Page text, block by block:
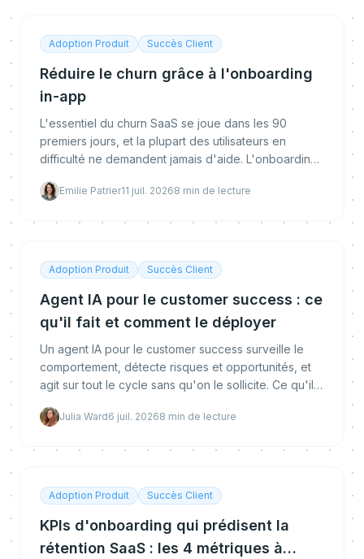
Adoption Produit Succès Client
Réduire le churn grâce à l'onboarding
in-app
L'essentiel du churn SaaS se joue dans les 90
premiers jours, et la plupart des utilisateurs en
difficulté ne demandent jamais d'aide. L'onboarding
réduit le churn, ce qui le rend efficace, et comment
Emilie Patrier11 juil. 20268 min de lecture
Adoption Produit Succès Client
Agent IA pour le customer success : ce
qu'il fait et comment le déployer
Un agent IA pour le customer success surveille le
comportement, détecte risques et opportunités, et
agit sur tout le cycle sans qu'on le sollicite. Ce qu'il
remplace les CSM, et comment le déployer et le
Julia Ward6 juil. 20268 min de lecture
Adoption Produit Succès Client
KPIs d'onboarding qui prédisent la
rétention SaaS : les 4 métriques à